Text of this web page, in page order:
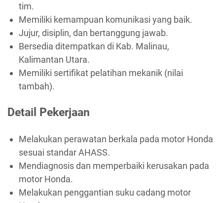
tim.
Memiliki kemampuan komunikasi yang baik.
Jujur, disiplin, dan bertanggung jawab.
Bersedia ditempatkan di Kab. Malinau,
Kalimantan Utara.
Memiliki sertifikat pelatihan mekanik (nilai
tambah).
Detail Pekerjaan
Melakukan perawatan berkala pada motor Honda
sesuai standar AHASS.
Mendiagnosis dan memperbaiki kerusakan pada
motor Honda.
Melakukan penggantian suku cadang motor